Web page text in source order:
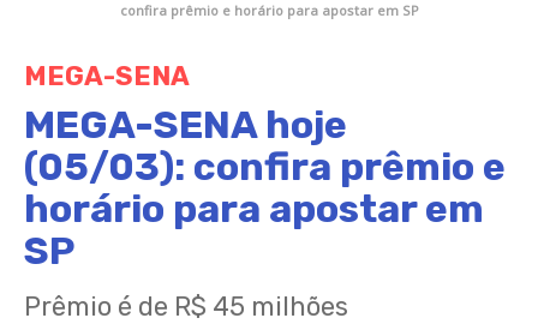
confira prêmio e horário para apostar em SP
MEGA-SENA
MEGA-SENA hoje
(05/03): confira prêmio e
horário para apostar em
SP
Prêmio é de R$ 45 milhões